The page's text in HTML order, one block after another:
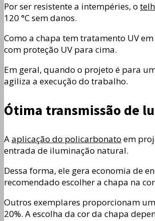
Por ser resistente a intempéries, o
120 °C sem danos.
Como a chapa tem tratamento UV
com proteção UV para cima.
Em geral, quando o projeto é para
agiliza a execução do trabalho.
Ótima transmissão de
Aaplicação do policarbonato em
entrada de iluminação natural.
Dessa forma, ele gera economia de
recomendado escolher a chapa na
Outros exemplares proporcionam
20%. A escolha da cor da chapa